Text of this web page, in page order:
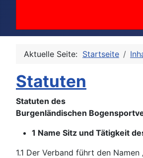
Aktuelle Seite: Startseite
Statuten
Statuten des
Burgenländischen
1 Name Sitz und Tätigkeit
1.1 Der Verband führt den